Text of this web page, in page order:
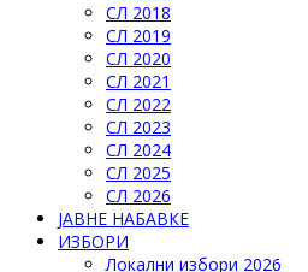
СЛ 2018
СЛ 2019
СЛ 2020
СЛ 2021
СЛ 2022
СЛ 2023
СЛ 2024
СЛ 2025
СЛ 2026
ЈАВНЕ НАБАВКЕ
ИЗБОРИ
Локални избори 2026